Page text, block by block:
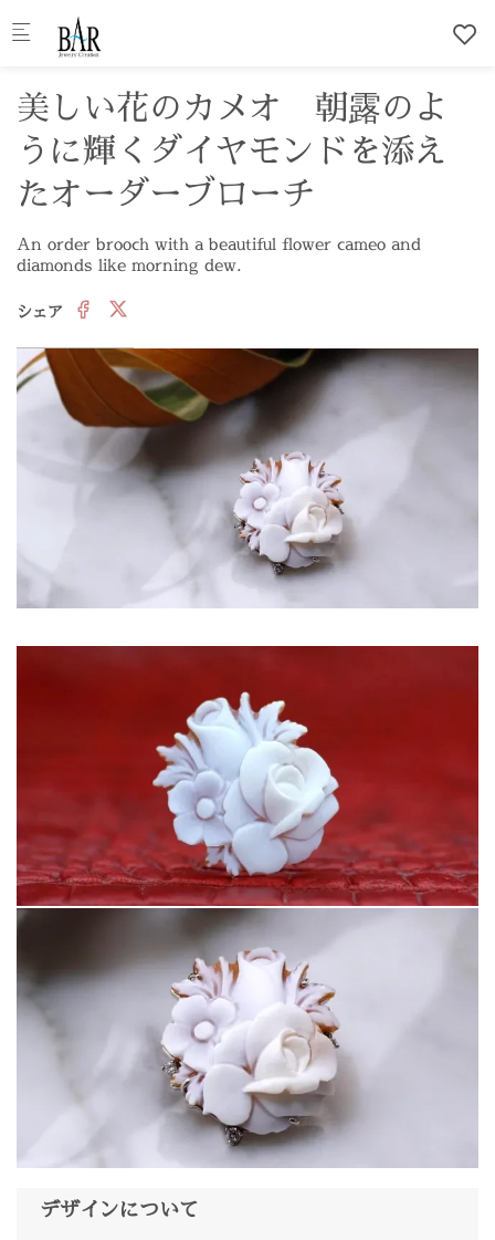
Skip to main content
美しい花のカメオ 朝露のよ
うに輝くダイヤモンドを添え
たオーダーブローチ
An order brooch with a beautiful flower cameo and
diamonds like morning dew.
シェア
デザインについて